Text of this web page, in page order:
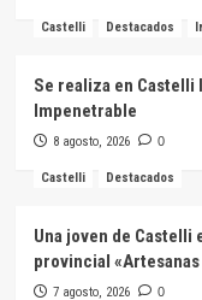
Castelli Destacados
Se realiza en Castelli
Impenetrable
8 agosto, 2026 0
Castelli Destacados
Una joven de Castelli
provincial
7 agosto, 2026 0